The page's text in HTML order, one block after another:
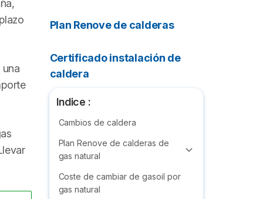
Plan Renove de calderas
Certificado instalación de
caldera
Indice :
Cambios de caldera
Plan Renove de calderas de
gas natural
Coste de cambiar de gasoil por
gas natural